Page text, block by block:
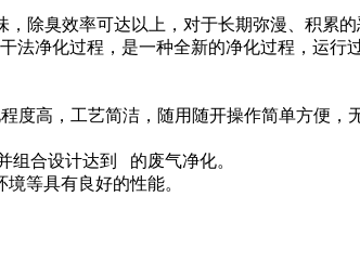
除臭效率可达以上，对于长期弥漫、积累的
净化过程，是一种全新的净化过程，运行
高，工艺简洁，随用随开操作简单方便，
合设计达到 的废气净化。
等具有良好的性能。